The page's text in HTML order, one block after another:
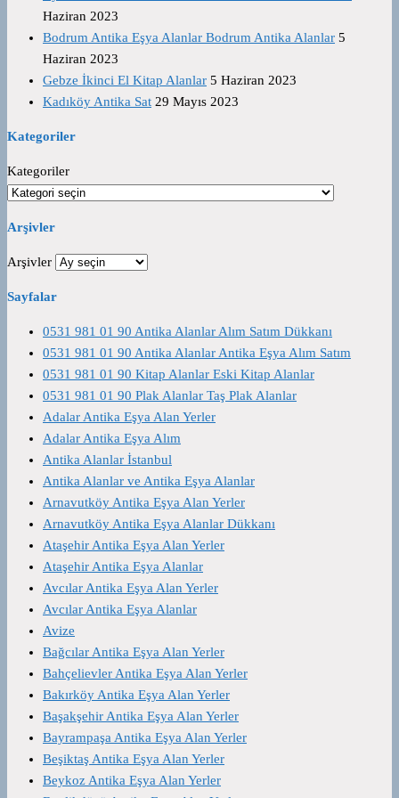
Haziran 2023
Bodrum Antika Eşya Alanlar Bodrum Antika Alanlar 5
Haziran 2023
Gebze İkinci El Kitap Alanlar 5 Haziran 2023
Kadıköy Antika Sat 29 Mayıs 2023
Kategoriler
Kategoriler
Arşivler
Arşivler
Sayfalar
0531 981 01 90 Antika Alanlar Alım Satım Dükkanı
0531 981 01 90 Antika Alanlar Antika Eşya Alım Satım
0531 981 01 90 Kitap Alanlar Eski Kitap Alanlar
0531 981 01 90 Plak Alanlar Taş Plak Alanlar
Adalar Antika Eşya Alan Yerler
Adalar Antika Eşya Alım
Antika Alanlar İstanbul
Antika Alanlar ve Antika Eşya Alanlar
Arnavutköy Antika Eşya Alan Yerler
Arnavutköy Antika Eşya Alanlar Dükkanı
Ataşehir Antika Eşya Alan Yerler
Ataşehir Antika Eşya Alanlar
Avcılar Antika Eşya Alan Yerler
Avcılar Antika Eşya Alanlar
Avize
Bağcılar Antika Eşya Alan Yerler
Bahçelievler Antika Eşya Alan Yerler
Bakırköy Antika Eşya Alan Yerler
Başakşehir Antika Eşya Alan Yerler
Bayrampaşa Antika Eşya Alan Yerler
Beşiktaş Antika Eşya Alan Yerler
Beykoz Antika Eşya Alan Yerler